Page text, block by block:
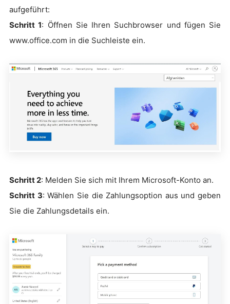
aufgeführt:
Schritt 1: Öffnen Sie Ihren Suchbrowser und fügen Sie
www.office.com in die Suchleiste ein.
Schritt 2: Melden Sie sich mit Ihrem Microsoft-Konto an.
Schritt 3: Wählen Sie die Zahlungsoption aus und geben
Sie die Zahlungsdetails ein.